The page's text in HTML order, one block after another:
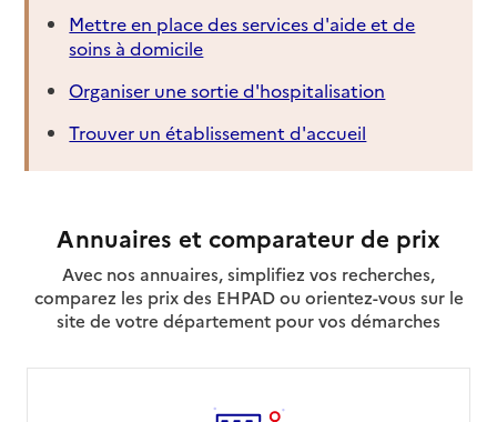
Mettre en place des services d'aide et de
soins à domicile
Organiser une sortie d'hospitalisation
Trouver un établissement d'accueil
Annuaires et comparateur de prix
Avec nos annuaires, simplifiez vos recherches,
comparez les prix des EHPAD ou orientez-vous sur le
site de votre département pour vos démarches